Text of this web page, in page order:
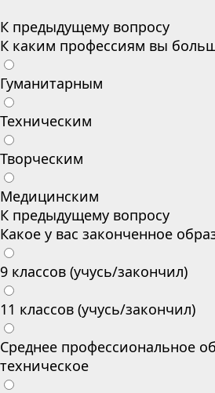
К предыдущему вопросу
К каким профессиям вы
Гуманитарным
Техническим
Творческим
Медицинским
К предыдущему вопросу
Какое у вас законченное
9 классов (учусь/закончил)
11 классов (учусь/закончил)
Среднее профессиональное
техническое